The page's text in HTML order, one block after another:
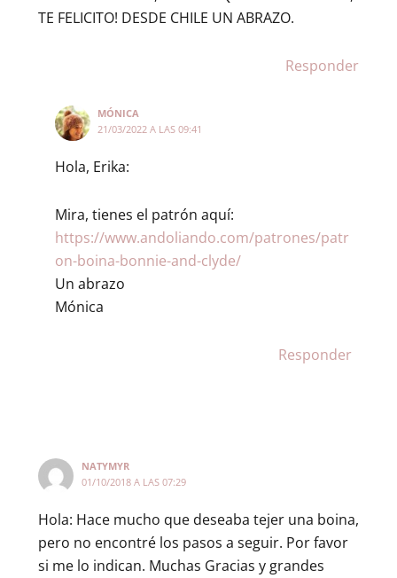
TE FELICITO! DESDE CHILE UN ABRAZO.
Responder
MÓNICA
21/03/2022 A LAS 09:41
Hola, Erika:
Mira, tienes el patrón aquí:
https://www.andoliando.com/patrones/patr
on-boina-bonnie-and-clyde/
Un abrazo
Mónica
Responder
NATYMYR
01/10/2018 A LAS 07:29
Hola: Hace mucho que deseaba tejer una boina,
pero no encontré los pasos a seguir. Por favor
si me lo indican. Muchas Gracias y grandes